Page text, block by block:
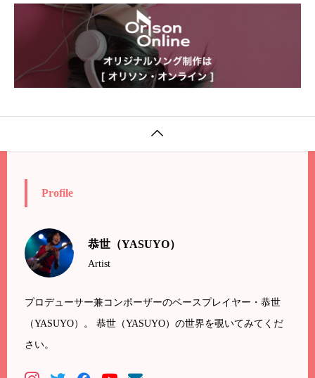

Profile
恭世（YASUYO）
Artist
プロデューサー兼コンポーザーのベースプレイヤー・恭世
（YASUYO）。 恭世（YASUYO）の世界を覗いてみてくだ
さい。